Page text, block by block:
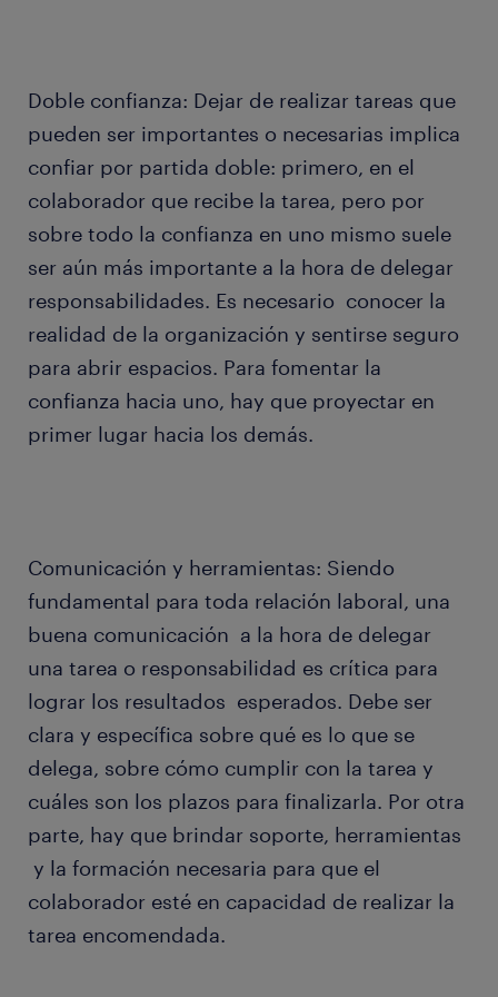
Doble confianza: Dejar de realizar tareas que
pueden ser importantes o necesarias implica
confiar por partida doble: primero, en el
colaborador que recibe la tarea, pero por
sobre todo la confianza en uno mismo suele
ser aún más importante a la hora de delegar
responsabilidades. Es necesario conocer la
realidad de la organización y sentirse seguro
para abrir espacios. Para fomentar la
confianza hacia uno, hay que proyectar en
primer lugar hacia los demás.
Comunicación y herramientas: Siendo
fundamental para toda relación laboral, una
buena comunicación a la hora de delegar
una tarea o responsabilidad es crítica para
lograr los resultados esperados. Debe ser
clara y específica sobre qué es lo que se
delega, sobre cómo cumplir con la tarea y
cuáles son los plazos para finalizarla. Por otra
parte, hay que brindar soporte, herramientas
y la formación necesaria para que el
colaborador esté en capacidad de realizar la
tarea encomendada.